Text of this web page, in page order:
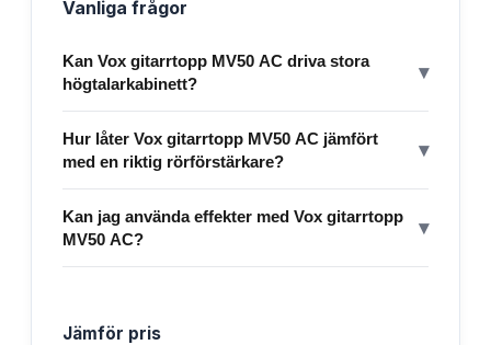
Vanliga frågor
Kan Vox gitarrtopp MV50 AC driva stora
högtalarkabinett?
▾
Hur låter Vox gitarrtopp MV50 AC jämfört
med en riktig rörförstärkare?
▾
Kan jag använda effekter med Vox gitarrtopp
MV50 AC?
▾
Jämför pris